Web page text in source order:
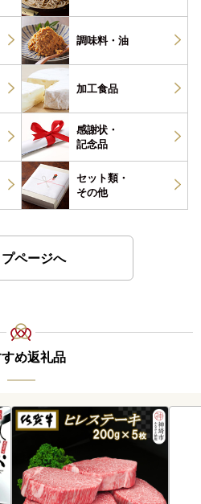
調味料・ 油
加工食品
感謝状・
記念品
セット類・
その他
プページへ
め返礼品